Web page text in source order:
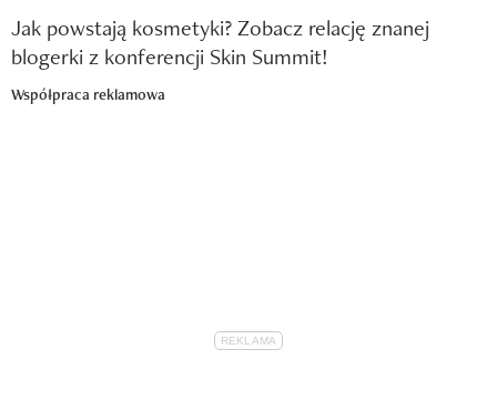
Jak powstają kosmetyki? Zobacz relację znanej
blogerki z konferencji Skin Summit!
Współpraca reklamowa